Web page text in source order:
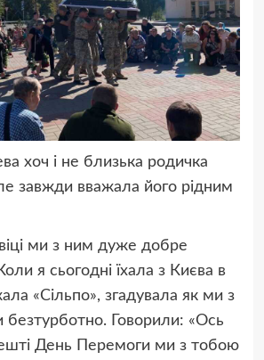
хоч і не близька родичка
завжди вважала його рідним
ми з ним дуже добре
я сьогодні їхала з Києва в
«Сільпо», згадувала як ми з
Говорили: «Ось
День Перемоги ми з тобою